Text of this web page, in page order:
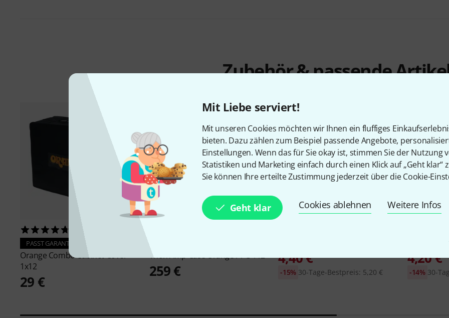
Mit Liebe serviert!
Mit unseren Cookies möchten wir Ihnen ein fluffiges
bieten. Dazu zählen zum Beispiel passende Angebote,
Einstellungen. Wenn das für Sie okay ist, stimmen Sie der Nutzung
Statistiken und Marketing einfach durch einen Klick auf „Geht klar“
Sie können Ihre erteilte Zustimmung jederzeit über die Cookie-
Geht klar Cookies ablehnen Weitere Infos
Zubehör & passende
PASST GARANTIERT
Orange Combo Cabinet Cover
1x12
29 €
ThonAmp Case Orange PPC-112
259 €
4,40 €
30-Tage-Bestpreis: 5,20 €
-15%
4,20 €
30-
-14%